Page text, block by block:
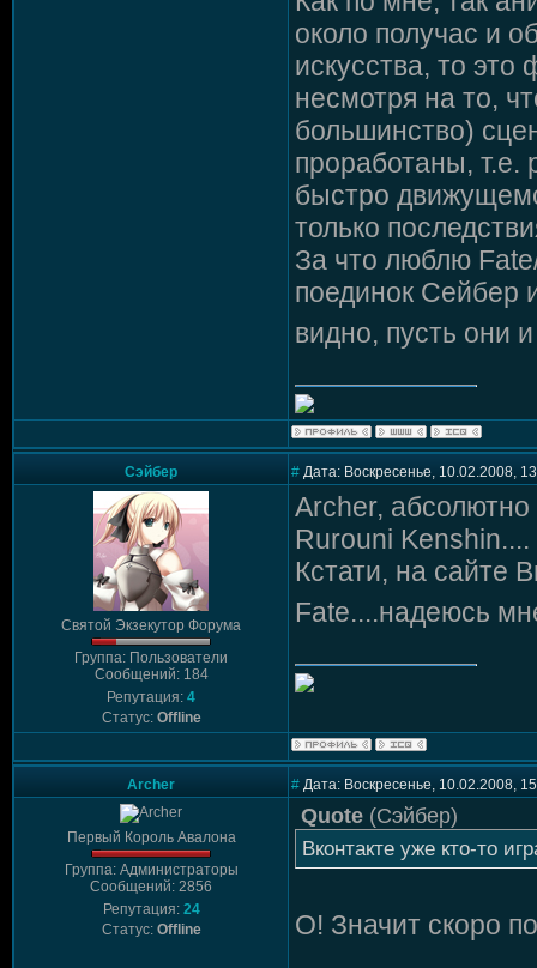
около получас и
искусства, то
несмотря на то,
большинство)
проработаны, т.е.
быстро
только
За что люблю
поединок Сейбер
видно, пусть они
Сэйбер # Дата: Воскресенье, 10.02.2008,
Святой Экзекутор Форума
Группа: Пользователи
Сообщений: 184
Репутация: 4
Статус: Offline
Archer, абсолютно
Rurouni Kenshin....
Кстати, на сайте
Fate....надеюсь
Archer # Дата: Воскресенье, 10.02.2008,
Первый Король Авалона
Группа: Администраторы
Сообщений: 2856
Репутация: 24
Статус: Offline
Quote (Сэйбер)
Вконтакте уже кто-то
О! Значит скоро